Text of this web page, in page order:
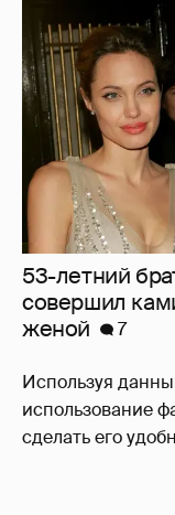
Используя
использование
сделать его
53-летний
совершил
женой
7